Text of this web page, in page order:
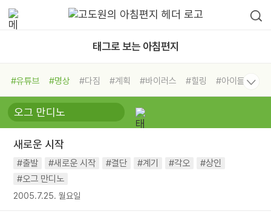
태그로 보는 아침편지
#유튜브 #명상 #다짐 #계획 #바이러스 #힐링
#아이들
#비전캠프
#독서캠프 #삶
#희망
#나눔 #친구 #링컨학교
#독서
#건강
새로운 시작
#출발 #새로운 시작 #결단 #계기 #각오
#상인
#오그 만디노
2005.7.25. 월요일